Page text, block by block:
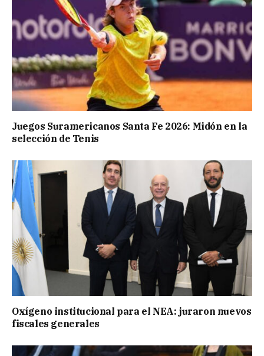
Juegos Suramericanos Santa Fe 2026: Midón en la
selección de Tenis
Oxígeno institucional para el NEA: juraron nuevos
fiscales generales